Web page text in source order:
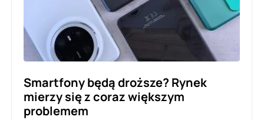
Smartfony będą droższe? Rynek
mierzy się z coraz większym
problemem